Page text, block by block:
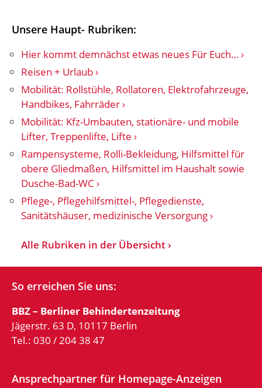
Unsere Haupt- Rubriken:
Hier kommt demnächst etwas neues Für Euch…
Reisen + Urlaub
Mobilität: Rollstühle, Rollatoren, Elektrofahrzeuge,
Handbikes, Fahrräder
Mobilität: Kfz-Umbauten, stationäre- und mobile
Lifter, Treppenlifte, Lifte
Rampensysteme, Rolli-Bekleidung, Hilfsmittel für
obere Gliedmaßen, Hilfsmittel im Haushalt sowie
Dusche-Bad-WC
Pflege-, Pflegehilfsmittel-, Pflegedienste,
Sanitätshäuser, medizinische Versorgung
Alle Rubriken in der Übersicht
So erreichen Sie uns:
BBZ – Berliner Behindertenzeitung
Jägerstr. 63 D, 10117 Berlin
Tel.: 030 / 204 38 47
Ansprechpartner für Homepage-Anzeigen